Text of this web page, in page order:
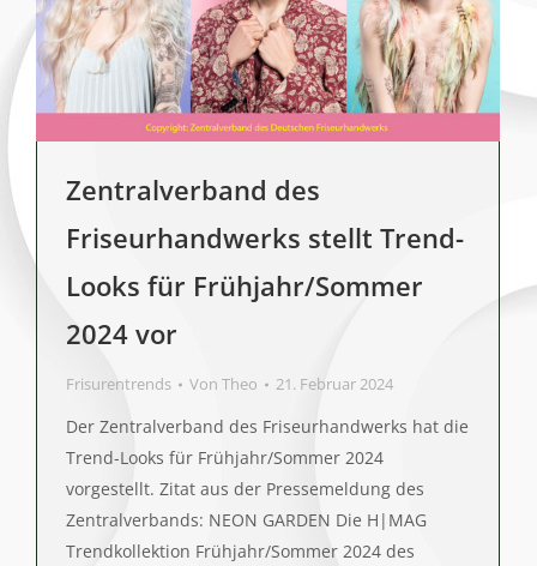
Zentralverband des
Friseurhandwerks stellt Trend-
Looks für Frühjahr/Sommer
2024 vor
Frisurentrends Von Theo 21. Februar 2024
Der Zentralverband des Friseurhandwerks hat die
Trend-Looks für Frühjahr/Sommer 2024
vorgestellt. Zitat aus der Pressemeldung des
Zentralverbands: NEON GARDEN Die H|MAG
Trendkollektion Frühjahr/Sommer 2024 des